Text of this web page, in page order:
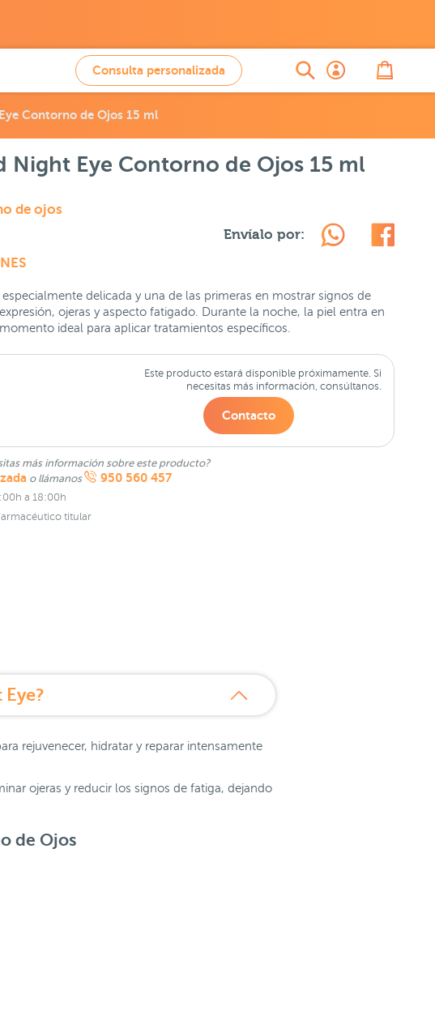
Consulta personalizada
Contorno de Ojos 15 ml
Night Eye Contorno de Ojos 15 ml
de ojos
Envíalo por:
delicada y una de las primeras en mostrar signos de
ojeras y aspecto fatigado. Durante la noche, la piel entra en
ideal para aplicar tratamientos específicos.
Este producto estará disponible próximamente. Si
necesitas más información, consúltanos.
Contacto
más información sobre este producto?
o llámanos 950 560 457
a 18:00h
titular
rejuvenecer, hidratar y reparar intensamente
ojeras y reducir los signos de fatiga, dejando
de Ojos